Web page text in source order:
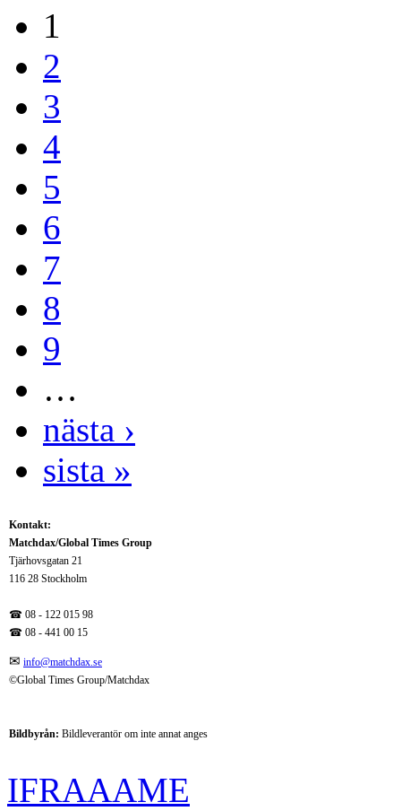
1
2
3
4
5
6
7
8
9
…
nästa ›
sista »
Kontakt:
Matchdax/Global Times Group
Tjärhovsgatan 21
116 28 Stockholm
☎ 08 - 122 015 98
☎ 08 - 441 00 15
✉ info@matchdax.se
©Global Times Group/Matchdax
Bildbyrån: Bildleverantör om inte annat anges
IFRAAAME